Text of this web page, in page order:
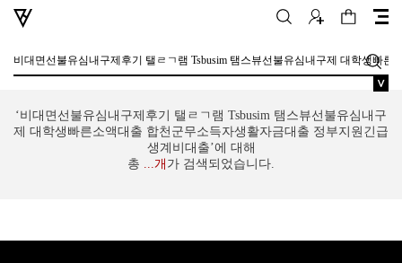
∨
‘비대면선불유심내구제후기 탤ㄹㄱ램 Tsbusim 탬스뷰선불유심내구
제 대학생빠른소액대출 합천군무소득자생활자금대출 정부지원긴급
생계비대출’에 대해
총 ...개 가 검색되었습니다.